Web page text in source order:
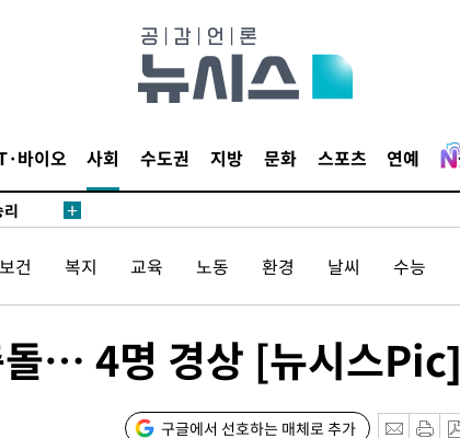
바이오 사회 수도권 지방 문화 스포츠 연예
미화·
… 정
해 뛸
씨]
건 복지 교육 노동 환경 날씨 수능
… 4명 경상 [뉴시스Pic]
구글에서 선호하는 매체로 추가